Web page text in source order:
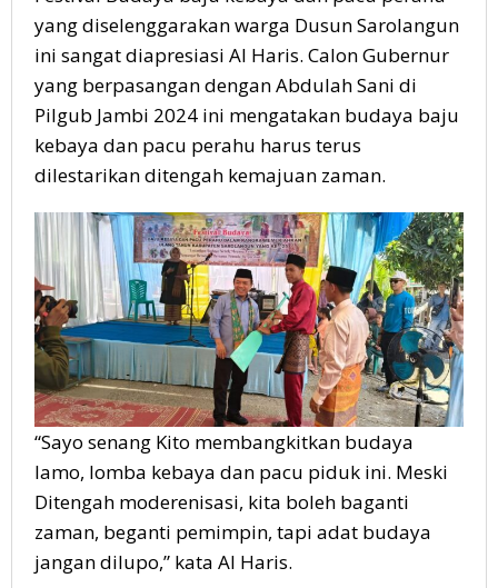
yang diselenggarakan warga Dusun Sarolangun
ini sangat diapresiasi Al Haris. Calon Gubernur
yang berpasangan dengan Abdulah Sani di
Pilgub Jambi 2024 ini mengatakan budaya baju
kebaya dan pacu perahu harus terus
dilestarikan ditengah kemajuan zaman.
“Sayo senang Kito membangkitkan budaya
lamo, lomba kebaya dan pacu piduk ini. Meski
Ditengah moderenisasi, kita boleh baganti
zaman, beganti pemimpin, tapi adat budaya
jangan dilupo,” kata Al Haris.